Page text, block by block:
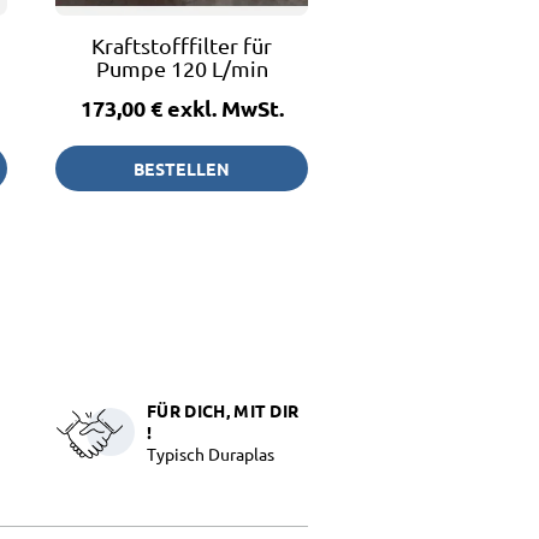
Kraftstofffilter für
Pumpe 120 L/min
173,00 €exkl. MwSt.
BESTELLEN
FÜR DICH, MIT DIR
!
Typisch Duraplas